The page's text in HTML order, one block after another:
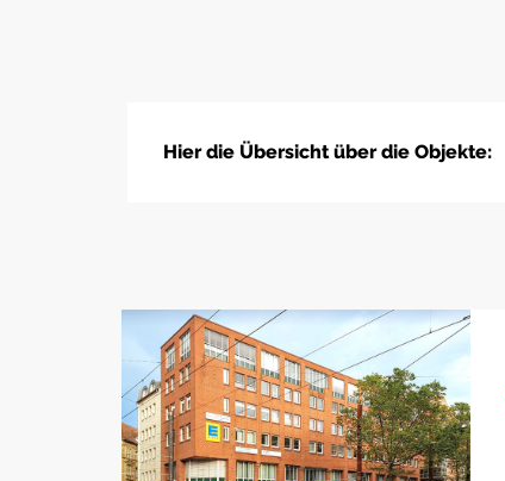
Hier die Übersicht über die Objekte: